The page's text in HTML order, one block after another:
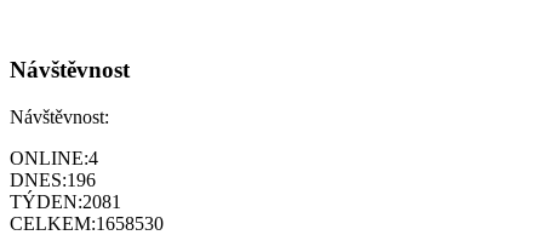
Návštěvnost
Návštěvnost:
ONLINE:4
DNES:196
TÝDEN:2081
CELKEM:1658530